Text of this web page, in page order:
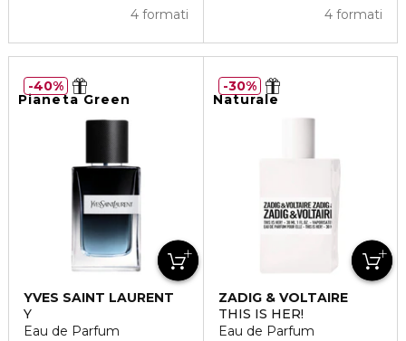
4 formati 4 formati
Pianeta Green
YVES SAINT LAURENT
Y
Eau de Parfum
40%
Naturale
ZADIG & VOLTAIRE
THIS IS HER!
Eau de Parfum
30%